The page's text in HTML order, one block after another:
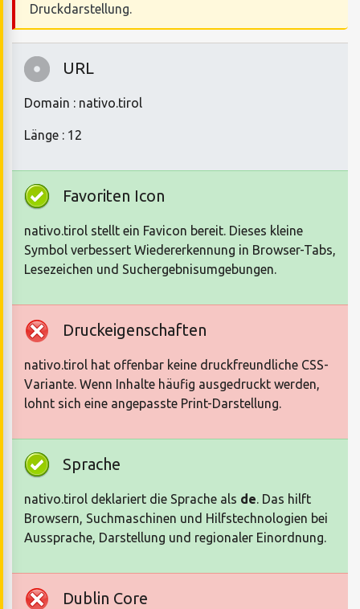
Druckdarstellung.
URL
Domain : nativo.tirol
Länge : 12
Favoriten Icon
nativo.tirol stellt ein Favicon bereit. Dieses kleine
Symbol verbessert Wiedererkennung in Browser-Tabs,
Lesezeichen und Suchergebnisumgebungen.
Druckeigenschaften
nativo.tirol hat offenbar keine druckfreundliche CSS-
Variante. Wenn Inhalte häufig ausgedruckt werden,
lohnt sich eine angepasste Print-Darstellung.
Sprache
nativo.tirol deklariert die Sprache als de. Das hilft
Browsern, Suchmaschinen und Hilfstechnologien bei
Aussprache, Darstellung und regionaler Einordnung.
Dublin Core